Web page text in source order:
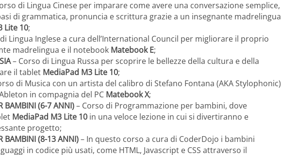
di Lingua Cinese per imparare come avere una conversazione semplice,
di grammatica, pronuncia e scrittura grazie a un insegnante madrelingua
Lite 10;
Lingua Inglese a cura dell’International Council per migliorare il proprio
madrelingua e il notebook Matebook E;
– Corso di Lingua Russa per scoprire le bellezze della cultura e della
il tablet MediaPad M3 Lite 10;
di Musica con un artista del calibro di Stefano Fontana (AKA Stylophonic)
in compagnia del PC Matebook X;
BAMBINI (6-7 ANNI)– Corso di Programmazione per bambini, dove
MediaPad M3 Lite 10 in una veloce lezione in cui si divertiranno e
progetto;
BAMBINI (8-13 ANNI)– In questo corso a cura di CoderDojo i bambini
in codice più usati, come HTML, Javascript e CSS attraverso il